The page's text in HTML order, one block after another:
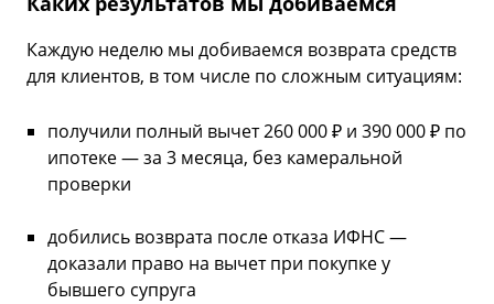
Каждую неделю мы добиваемся возврата средств
для клиентов, в том числе по сложным ситуациям:
получили полный вычет 260 000 ₽ и 390 000 ₽ по
ипотеке — за 3 месяца, без камеральной
проверки
добились возврата после отказа ИФНС —
доказали право на вычет при покупке у
бывшего супруга